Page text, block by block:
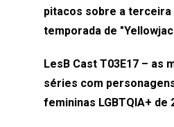
(⁠⁠⁠⁠@brunarfentanes⁠⁠⁠⁠) e
Naiady Machado
pitacos sobre a terceira
temporada de
LesB Cast T03E17 – as
séries com
femininas LGBTQIA+ de